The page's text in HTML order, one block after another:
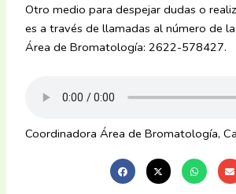
Otro medio para despejar dudas o
es a través de llamadas al número de
Área de Bromatología: 2622-578427.
Coordinadora Área de Bromatología,